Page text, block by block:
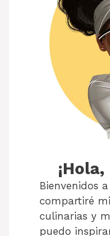
Bienvenidos
compartiré
culinarias y
puedo